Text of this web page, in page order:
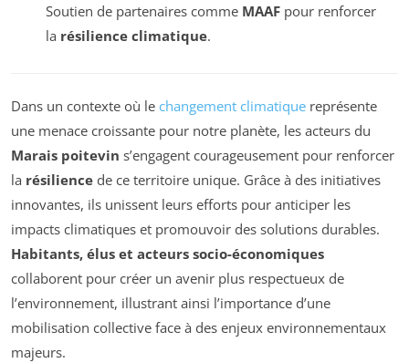
Soutien de partenaires comme MAAFpour renforcer
la résilience climatique.
Dans un contexte où le changement climatique représente
une menace croissante pour notre planète, les acteurs du
Marais poitevin s’engagent courageusement pour renforcer
la résilience de ce territoire unique. Grâce à des initiatives
innovantes, ils unissent leurs efforts pour anticiper les
impacts climatiques et promouvoir des solutions durables.
Habitants, élus et acteurs socio-économiques
collaborent pour créer un avenir plus respectueux de
l’environnement, illustrant ainsi l’importance d’une
mobilisation collective face à des enjeux environnementaux
majeurs.